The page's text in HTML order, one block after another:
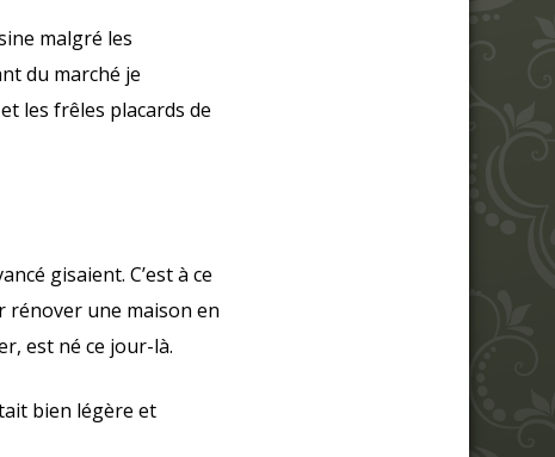
malgré les
du marché je
les frêles placards de
gisaient. C’est à ce
rénover une maison en
est né ce jour-là.
bien légère et